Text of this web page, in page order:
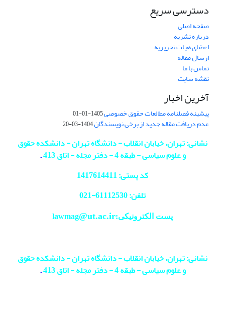
دسترسی سریع
صفحه اصلی
درباره نشریه
اعضای هیات تحریریه
ارسال مقاله
تماس با ما
نقشه سایت
آخرین اخبار
پیشینه فصلنامه مطالعات حقوق خصوصی1405-01-01
عدم دریافت مقاله جدید از برخی نویسندگان1404-03-20
نشانی: تهران، خیابان انقلاب - دانشگاه تهران - دانشکده حقوق
و علوم سیاسی - طبقه 4 - دفتر مجله - اتاق 413
.
کد پستی: 1417614411
تلفن: 61112530-
021
پست الکترونیکی:lawmag@ut.ac.ir
نشانی: تهران، خیابان انقلاب - دانشگاه تهران - دانشکده حقوق
و علوم سیاسی - طبقه 4 - دفتر مجله - اتاق 413
.